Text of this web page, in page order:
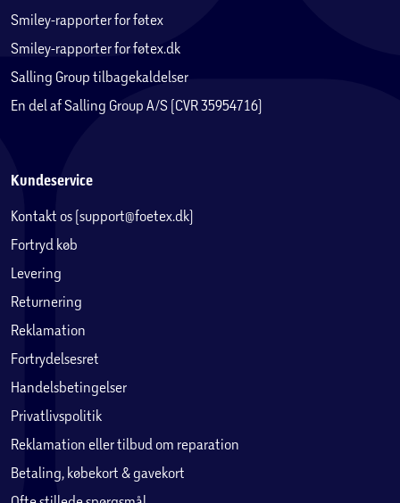
Smiley-rapporter for føtex
Smiley-rapporter for føtex.dk
Salling Group tilbagekaldelser
En del af Salling Group A/S (CVR 35954716)
Kundeservice
Kontakt os (support@foetex.dk)
Fortryd køb
Levering
Returnering
Reklamation
Fortrydelsesret
Handelsbetingelser
Privatlivspolitik
Reklamation eller tilbud om reparation
Betaling, købekort & gavekort